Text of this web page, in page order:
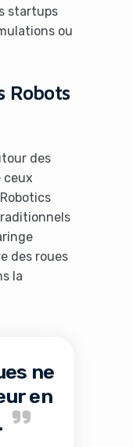
startups
ou
Robots
des
ceux
des roues
la
ne
en